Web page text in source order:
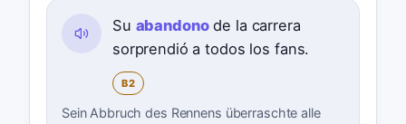
Su abandonode la carrera
sorprendió a todos los fans.
B2
Sein Abbruch des Rennens überraschte alle